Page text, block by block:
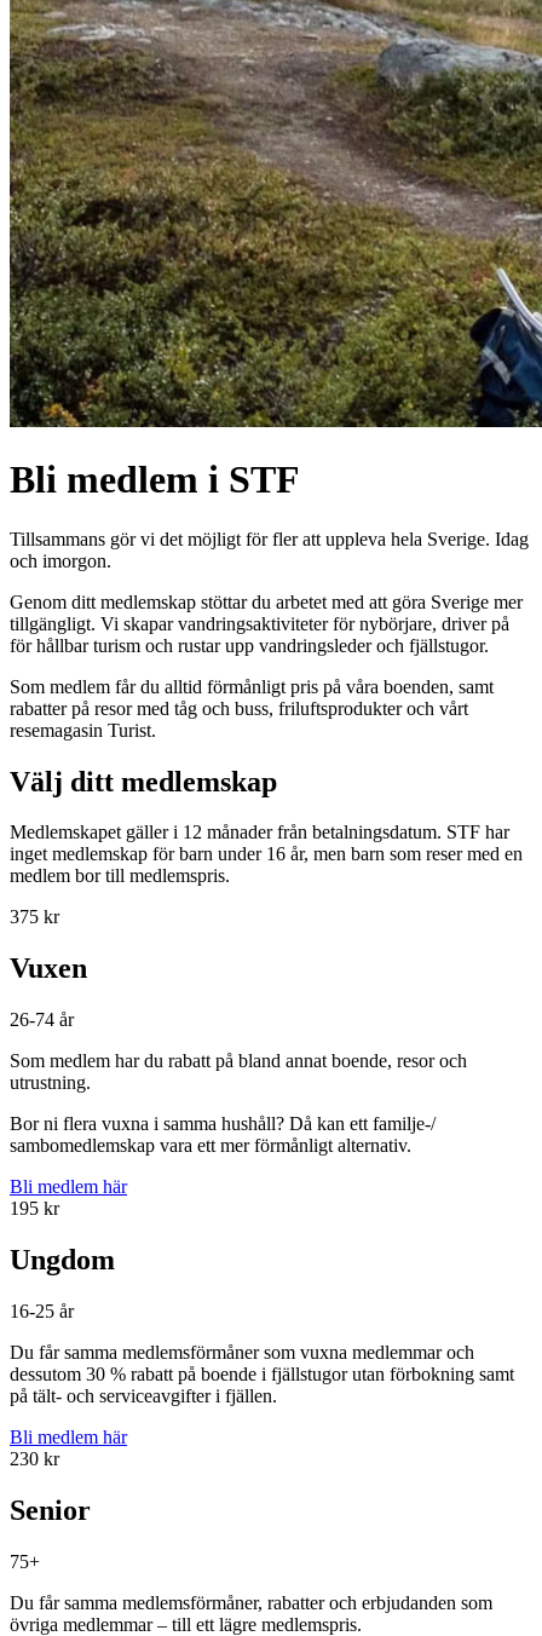
Bli medlem i STF
Tillsammans gör vi det möjligt för fler att uppleva hela Sverige. Idag
och imorgon.
Genom ditt medlemskap stöttar du arbetet med att göra Sverige mer
tillgängligt. Vi skapar vandringsaktiviteter för nybörjare, driver på
för hållbar turism och rustar upp vandringsleder och fjällstugor.
Som medlem får du alltid förmånligt pris på våra boenden, samt
rabatter på resor med tåg och buss, friluftsprodukter och vårt
resemagasin Turist.
Välj ditt medlemskap
Medlemskapet gäller i 12 månader från betalningsdatum. STF har
inget medlemskap för barn under 16 år, men barn som reser med en
medlem bor till medlemspris.
375 kr
Vuxen
26-74 år
Som medlem har du rabatt på bland annat boende, resor och
utrustning.
Bor ni flera vuxna i samma hushåll? Då kan ett familje-/
sambomedlemskap vara ett mer förmånligt alternativ.
Bli medlem här
195 kr
Ungdom
16-25 år
Du får samma medlemsförmåner som vuxna medlemmar och
dessutom 30 % rabatt på boende i fjällstugor utan förbokning samt
på tält- och serviceavgifter i fjällen.
Bli medlem här
230 kr
Senior
75+
Du får samma medlemsförmåner, rabatter och erbjudanden som
övriga medlemmar – till ett lägre medlemspris.